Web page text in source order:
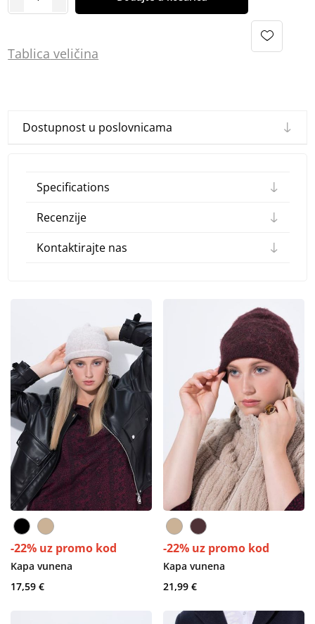
Tablica veličina
Dostupnost u poslovnicama
Specifications
Recenzije
Kontaktirajte nas
-22% uz promo kod
Kapa vunena
17,59 €
-22% uz promo kod
Kapa vunena
21,99 €